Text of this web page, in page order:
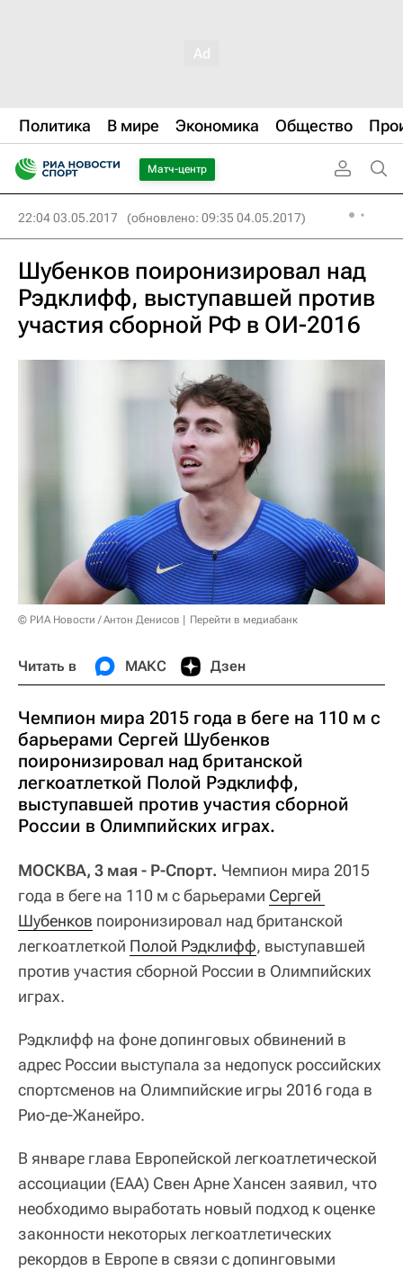
Политика В мире Экономика Общество
Матч-центр
22:04 03.05.2017 (обновлено: 09:35 04.05.2017)
Шубенков поиронизировал над
Рэдклифф, выступавшей против
участия сборной РФ в ОИ-2016
© РИА Новости / Антон Денисов Перейти в медиабанк
Читать в МАКС Дзен
Чемпион мира 2015 года в беге на 110 м с
барьерами Сергей Шубенков
поиронизировал над британской
легкоатлеткой Полой Рэдклифф,
выступавшей против участия сборной
России в Олимпийских играх.
МОСКВА, 3 мая - Р-Спорт. Чемпион мира 2015
года в беге на 110 м с барьерами Сергей
Шубенков поиронизировал над британской
легкоатлеткой Полой Рэдклифф, выступавшей
против участия сборной России в Олимпийских
играх.
Рэдклифф на фоне допинговых обвинений в
адрес России выступала за недопуск российских
спортсменов на Олимпийские игры 2016 года в
Рио-де-Жанейро.
В январе глава Европейской легкоатлетической
ассоциации (EAA) Свен Арне Хансен заявил, что
необходимо выработать новый подход к оценке
законности некоторых легкоатлетических
рекордов в Европе в связи с допинговыми